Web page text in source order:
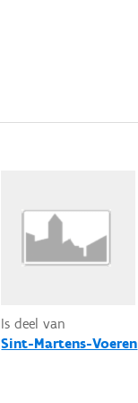
Is deel van
Sint-Martens-Voeren